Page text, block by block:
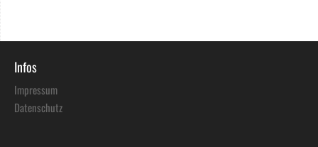
Infos
Impressum
Datenschutz